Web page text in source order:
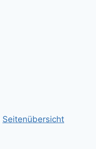
Seitenübersicht